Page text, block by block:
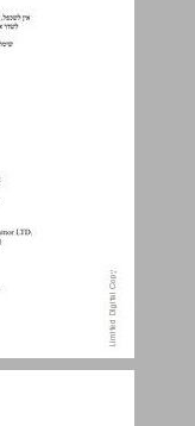
תוכן העניינים ... 5